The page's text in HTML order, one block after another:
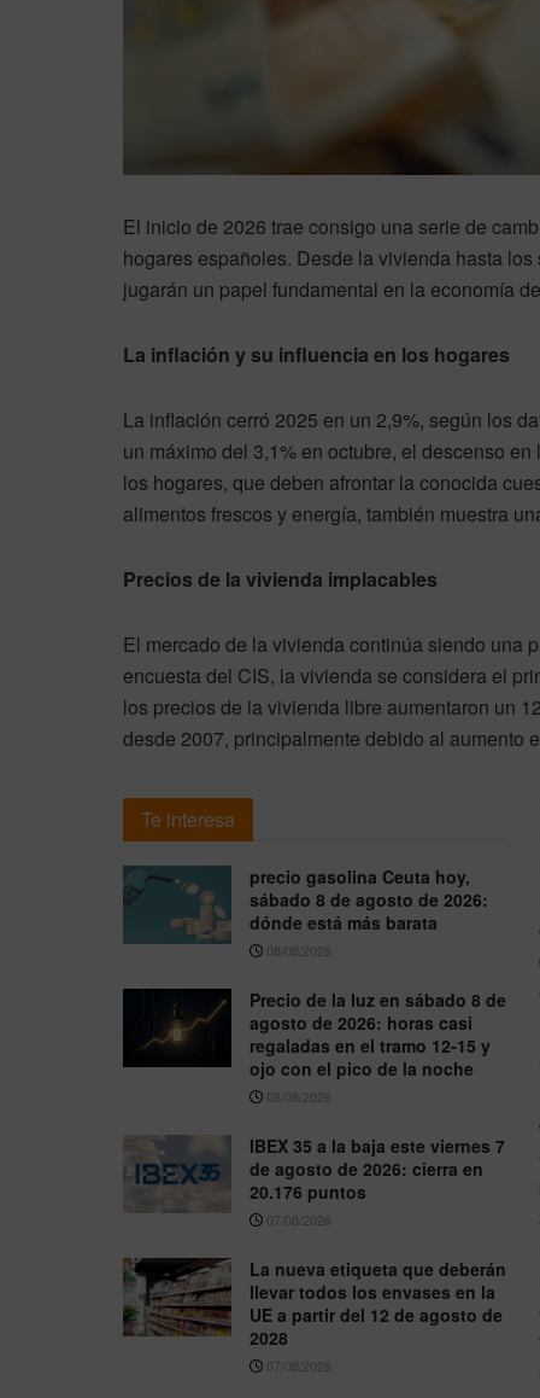
El inicio de 2026 trae consigo una serie de
hogares españoles. Desde la vivienda hasta
jugarán un papel fundamental en la economía
La inflación y su influencia en los hogares
La inflación cerró 2025 en un 2,9%, según los
un máximo del 3,1% en octubre, el descenso
los hogares, que deben afrontar la conocida
alimentos frescos y energía, también muestra
Precios de la vivienda implacables
El mercado de la vivienda continúa siendo una
encuesta del CIS, la vivienda se considera el
los precios de la vivienda libre aumentaron un
desde 2007, principalmente debido al aumento
Te interesa
precio gasolina Ceuta hoy,
sábado 8 de agosto de 2026:
dónde está más barata
08/08/2026
Precio de la luz en sábado 8 de
agosto de 2026: horas casi
regaladas en el tramo 12-15 y
ojo con el pico de la noche
08/08/2026
IBEX 35 a la baja este viernes 7
de agosto de 2026: cierra en
20.176 puntos
07/08/2026
La nueva etiqueta que deberán
llevar todos los envases en la
UE a partir del 12 de agosto de
2028
07/08/2026